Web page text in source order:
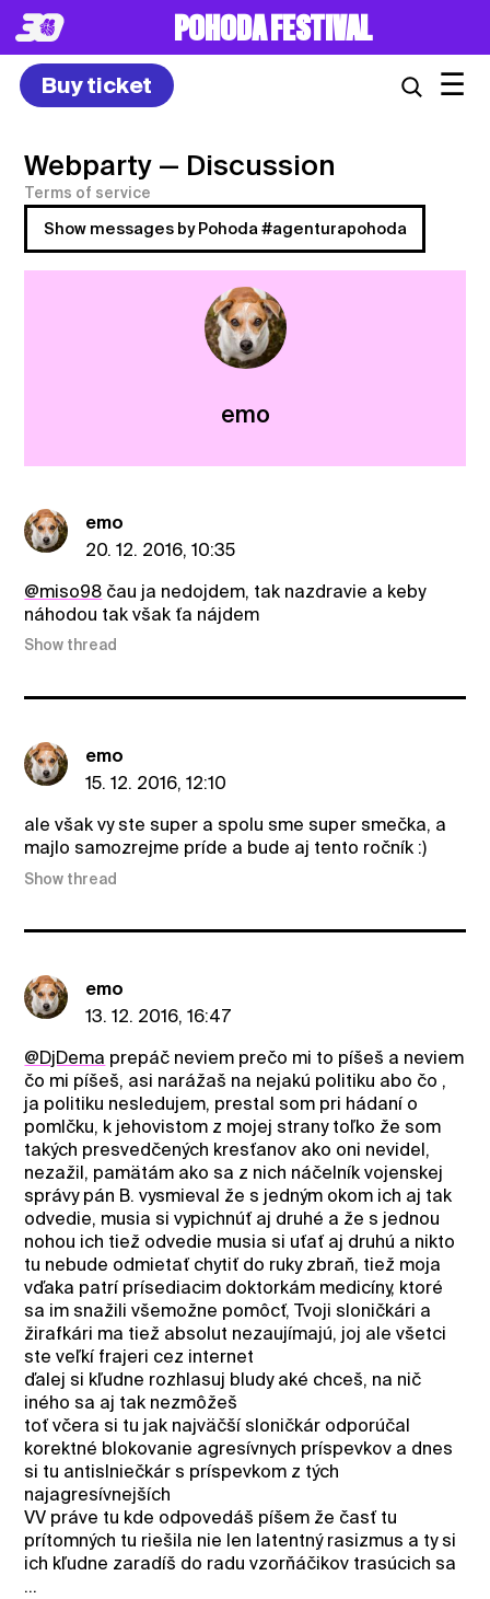
POHODA FESTIVAL
Buy ticket ☰
Webparty — Discussion
Terms of service
Show messages by Pohoda #agenturapohoda
emo
emo
20. 12. 2016, 10:35
@miso98 čau ja nedojdem, tak nazdravie a keby
náhodou tak však ťa nájdem
Show thread
emo
15. 12. 2016, 12:10
ale však vy ste super a spolu sme super smečka, a
majlo samozrejme príde a bude aj tento ročník :)
Show thread
emo
13. 12. 2016, 16:47
@DjDema prepáč neviem prečo mi to píšeš a neviem
čo mi píšeš, asi narážaš na nejakú politiku abo čo ,
ja politiku nesledujem, prestal som pri hádaní o
pomlčku, k jehovistom z mojej strany toľko že som
takých presvedčených kresťanov ako oni nevidel,
nezažil, pamätám ako sa z nich náčelník vojenskej
správy pán B. vysmieval že s jedným okom ich aj tak
odvedie, musia si vypichnúť aj druhé a že s jednou
nohou ich tiež odvedie musia si uťať aj druhú a nikto
tu nebude odmietať chytiť do ruky zbraň, tiež moja
vďaka patrí prísediacim doktorkám medicíny, ktoré
sa im snažili všemožne pomôcť, Tvoji sloničkári a
žirafkári ma tiež absolut nezaujímajú, joj ale všetci
ste veľkí frajeri cez internet
ďalej si kľudne rozhlasuj bludy aké chceš, na nič
iného sa aj tak nezmôžeš
toť včera si tu jak najväčší sloničkár odporúčal
korektné blokovanie agresívnych príspevkov a dnes
si tu antislniečkár s príspevkom z tých
najagresívnejších
VV práve tu kde odpovedáš píšem že časť tu
prítomných tu riešila nie len latentný rasizmus a ty si
ich kľudne zaradíš do radu vzorňáčikov trasúcich sa
...